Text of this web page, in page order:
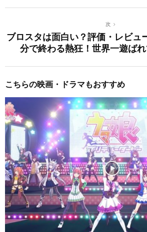
次
ブロスタは面白い？評価・レビュ
分で終わる熱狂！世界一遊ば
こちらの映画・ドラマもおすすめ